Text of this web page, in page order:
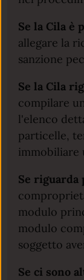
Se la Cila è
allegare la
sanzione
Se la Cila
compilare
l'elenco
particelle,
immobiliare
Se riguarda
modulo
modulo
soggetto
Se ci sono